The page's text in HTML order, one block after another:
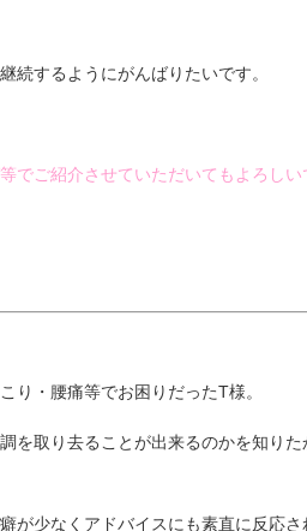
続するようにがんばりたいです。
でご紹介させていただいてもよろしい
り・腰痛等でお困りだったT様。
を取り去ることが出来るのかを知りた
が少なくアドバイスにも素直に反応